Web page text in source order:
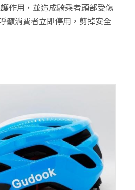
作用，並造成騎乘者頭部受傷
籲消費者立即停用，剪掉安全